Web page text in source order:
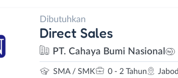
Dibutuhkan
Direct Sales
PT. Cahaya Bumi Nasional
SMA / SMK 0 - 2 Tahun